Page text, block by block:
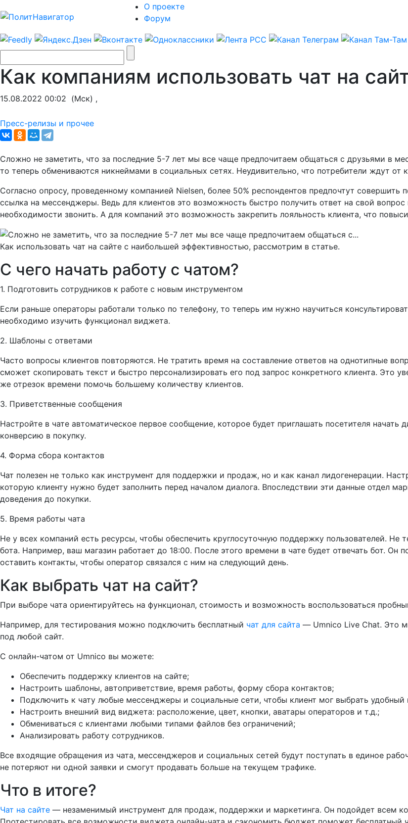
О проекте
Форум
Как компаниям использовать чат на
15.08.2022 00:02 (Мск) ,
Пресс-релизы и прочее
Сложно не заметить, что за последние 5-7 лет мы все чаще предпочитаем общаться с друзьями в
то теперь обмениваются никнеймами в социальных сетях. Неудивительно, что потребители ждут
Согласно опросу, проведенному компанией Nielsen, более 50% респондентов предпочтут совершить
ссылка на мессенджеры. Ведь для клиентов это возможность быстро получить ответ на свой
необходимости звонить. А для компаний это возможность закрепить лояльность клиента, что
Как использовать чат на сайте с наибольшей эффективностью, рассмотрим в статье.
С чего начать работу с чатом?
1. Подготовить сотрудников к работе с новым инструментом
Если раньше операторы работали только по телефону, то теперь им нужно научиться
необходимо изучить функционал виджета.
2. Шаблоны с ответами
Часто вопросы клиентов повторяются. Не тратить время на составление ответов на однотипные
сможет скопировать текст и быстро персонализировать его под запрос конкретного клиента. Это
же отрезок времени помочь большему количеству клиентов.
3. Приветственные сообщения
Настройте в чате автоматическое первое сообщение, которое будет приглашать посетителя начать
конверсию в покупку.
4. Форма сбора контактов
Чат полезен не только как инструмент для поддержки и продаж, но и как канал лидогенерации.
которую клиенту нужно будет заполнить перед началом диалога. Впоследствии эти данные отдел
доведения до покупки.
5. Время работы чата
Не у всех компаний есть ресурсы, чтобы обеспечить круглосуточную поддержку пользователей. Не
бота. Например, ваш магазин работает до 18:00. После этого времени в чате будет отвечать бот. Он
оставить контакты, чтобы оператор связался с ним на следующий день.
Как выбрать чат на сайт?
При выборе чата ориентируйтесь на функционал, стоимость и возможность воспользоваться
Например, для тестирования можно подключить бесплатный чат для сайта — Umnico Live Chat. Это
под любой сайт.
С онлайн-чатом от Umnico вы можете:
Обеспечить поддержку клиентов на сайте;
Настроить шаблоны, автоприветствие, время работы, форму сбора контактов;
Подключить к чату любые мессенджеры и социальные сети, чтобы клиент мог выбрать
Настроить внешний вид виджета: расположение, цвет, кнопки, аватары операторов и т.д.;
Обмениваться с клиентами любыми типами файлов без ограничений;
Анализировать работу сотрудников.
Все входящие обращения из чата, мессенджеров и социальных сетей будут поступать в единое
не потеряют ни одной заявки и смогут продавать больше на текущем трафике.
Что в итоге?
Чат на сайте — незаменимый инструмент для продаж, поддержки и маркетинга. Он подойдет всем